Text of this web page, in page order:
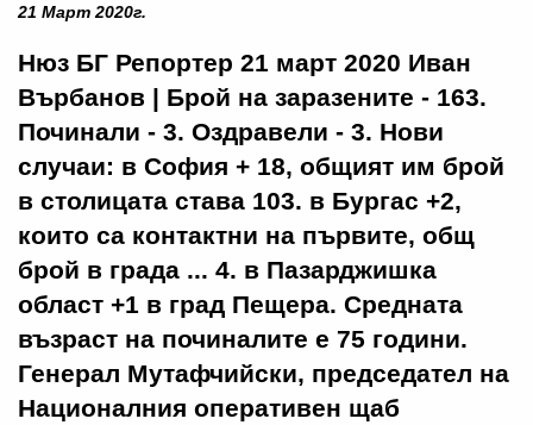
21 Март 2020г.
Нюз БГ Репортер 21 март 2020 Иван
Върбанов | Брой на заразените - 163.
Починали - 3. Оздравели - 3. Нови
случаи: в София + 18, общият им брой
в столицата става 103. в Бургас +2,
които са контактни на първите, общ
брой в града ... 4. в Пазарджишка
област +1 в град Пещера. Средната
възраст на починалите е 75 години.
Генерал Мутафчийски, председател на
Националния оперативен щаб